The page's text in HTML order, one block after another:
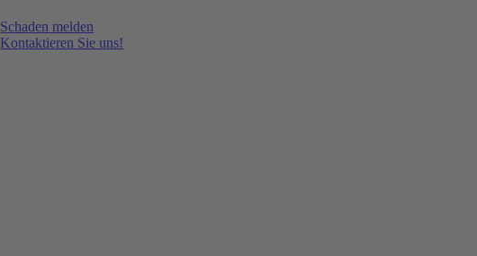
Schaden melden
Kontaktieren Sie uns!